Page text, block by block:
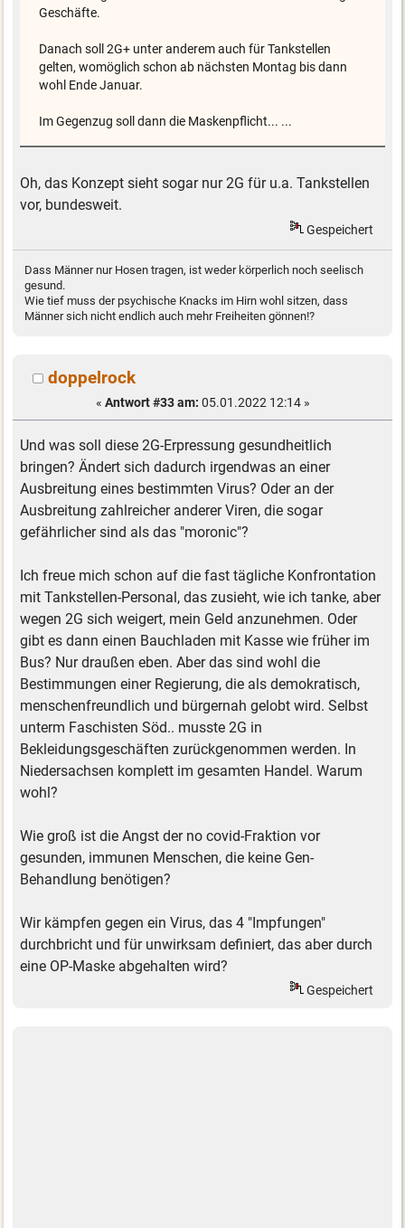
Geschäfte.
Danach soll 2G+ unter anderem auch für Tankstellen
gelten, womöglich schon ab nächsten Montag bis dann
wohl Ende Januar.
Im Gegenzug soll dann die Maskenpflicht... ...
Oh, das Konzept sieht sogar nur 2G für u.a. Tankstellen
vor, bundesweit.
Gespeichert
Dass Männer nur Hosen tragen, ist weder körperlich noch seelisch
gesund.
Wie tief muss der psychische Knacks im Hirn wohl sitzen, dass
Männer sich nicht endlich auch mehr Freiheiten gönnen!?
doppelrock
« Antwort #33 am: 05.01.2022 12:14 »
Und was soll diese 2G-Erpressung gesundheitlich
bringen? Ändert sich dadurch irgendwas an einer
Ausbreitung eines bestimmten Virus? Oder an der
Ausbreitung zahlreicher anderer Viren, die sogar
gefährlicher sind als das "moronic"?
Ich freue mich schon auf die fast tägliche Konfrontation
mit Tankstellen-Personal, das zusieht, wie ich tanke, aber
wegen 2G sich weigert, mein Geld anzunehmen. Oder
gibt es dann einen Bauchladen mit Kasse wie früher im
Bus? Nur draußen eben. Aber das sind wohl die
Bestimmungen einer Regierung, die als demokratisch,
menschenfreundlich und bürgernah gelobt wird. Selbst
unterm Faschisten Söd.. musste 2G in
Bekleidungsgeschäften zurückgenommen werden. In
Niedersachsen komplett im gesamten Handel. Warum
wohl?
Wie groß ist die Angst der no covid-Fraktion vor
gesunden, immunen Menschen, die keine Gen-
Behandlung benötigen?
Wir kämpfen gegen ein Virus, das 4 "Impfungen"
durchbricht und für unwirksam definiert, das aber durch
eine OP-Maske abgehalten wird?
Gespeichert